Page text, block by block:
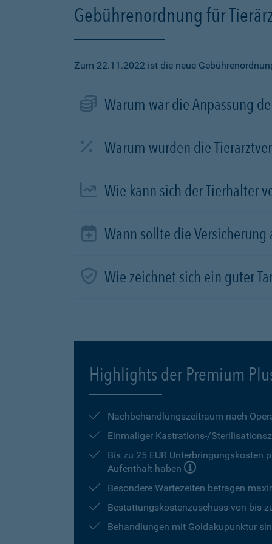
Gebührenordnung für
Zum 22.11.2022 ist die neue
Warum war die Anpassung
Warum wurden die
Wie kann sich der Tierhalter
Wann sollte die Versicherung
Wie zeichnet sich ein guter
Highlights der Premium
Nachbehandlungszeitraum nach
Einmaliger Kastrations-/
Bis zu 25 EUR Unterbringungskosten
Aufenthalt haben
Besondere Wartezeiten betragen
Bestattungskostenzuschuss von bis
Behandlungen mit Goldakupunktur